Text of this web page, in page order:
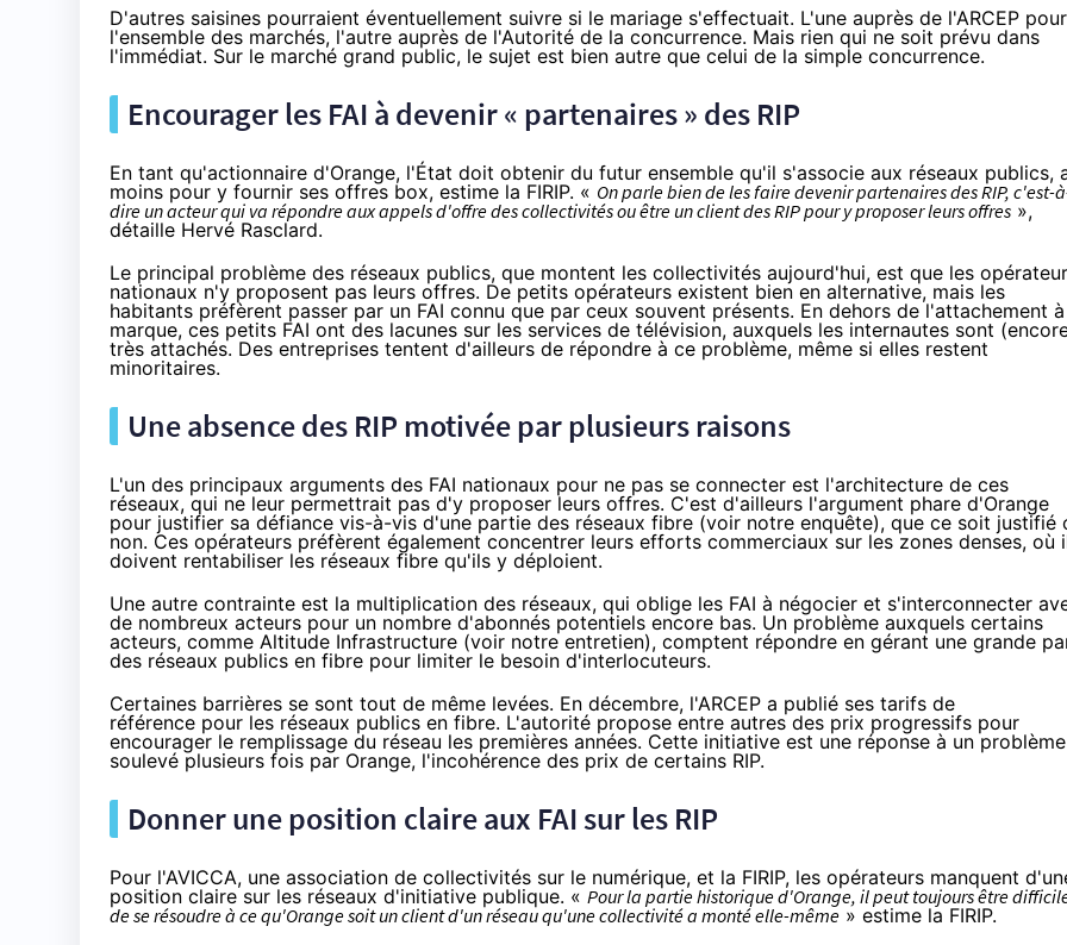
D'autres saisines pourraient éventuellement suivre si le mariage s'effectuait. L'une auprès de l'ARCEP pour
l'ensemble des marchés, l'autre auprès de l'Autorité de la concurrence. Mais rien qui ne soit prévu dans
l'immédiat. Sur le marché grand public, le sujet est bien autre que celui de la simple concurrence.
Encourager les FAI à devenir « partenaires » des RIP
En tant qu'actionnaire d'Orange, l'État doit obtenir du futur ensemble qu'il s'associe aux réseaux publics,
moins pour y fournir ses offres box, estime la FIRIP. « On parle bien de les faire devenir partenaires des RIP, c'est-
dire un acteur qui va répondre aux appels d'offre des collectivités ou être un client des RIP pour y proposer leurs offres »,
détaille Hervé Rasclard.
Le principal problème des réseaux publics, que montent les collectivités aujourd'hui, est que les
nationaux n'y proposent pas leurs offres. De petits opérateurs existent bien en alternative, mais les
habitants préfèrent passer par un FAI connu que par ceux souvent présents. En dehors de l'attachement
marque, ces petits FAI ont des lacunes sur les services de télévision, auxquels les internautes sont
très attachés. Des entreprises tentent d'ailleurs de répondre à ce problème, même si elles restent
minoritaires.
Une absence des RIP motivée par plusieurs raisons
L'un des principaux arguments des FAI nationaux pour ne pas se connecter est l'architecture de ces
réseaux, qui ne leur permettrait pas d'y proposer leurs offres. C'est d'ailleurs l'argument phare d'Orange
pour justifier sa défiance vis-à-vis d'une partie des réseaux fibre (voir notre enquête), que ce soit justifié
non. Ces opérateurs préfèrent également concentrer leurs efforts commerciaux sur les zones denses, où
doivent rentabiliser les réseaux fibre qu'ils y déploient.
Une autre contrainte est la multiplication des réseaux, qui oblige les FAI à négocier et s'interconnecter
de nombreux acteurs pour un nombre d'abonnés potentiels encore bas. Un problème auxquels certains
acteurs, comme Altitude Infrastructure (voir notre entretien), comptent répondre en gérant une grande
des réseaux publics en fibre pour limiter le besoin d'interlocuteurs.
Certaines barrières se sont tout de même levées. En décembre, l'ARCEP a publié ses tarifs de
référence pour les réseaux publics en fibre. L'autorité propose entre autres des prix progressifs pour
encourager le remplissage du réseau les premières années. Cette initiative est une réponse à un problème
soulevé plusieurs fois par Orange, l'incohérence des prix de certains RIP.
Donner une position claire aux FAIsur les RIP
Pour l'AVICCA, une association de collectivités sur le numérique, et la FIRIP, les opérateurs manquent
position claire sur les réseaux d'initiative publique. « Pour la partie historique d'Orange, il peut toujours être
de se résoudre à ce qu'Orangesoit un client d'un réseau qu'une collectivité a monté elle-même » estime la FIRIP.